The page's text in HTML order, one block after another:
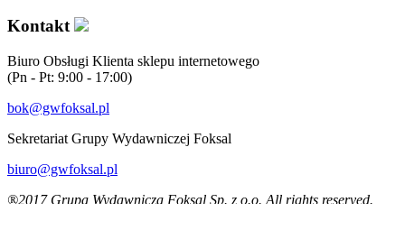
Kontakt
Biuro Obsługi Klienta sklepu internetowego
(Pn - Pt: 9:00 - 17:00)
bok@gwfoksal.pl
Sekretariat Grupy Wydawniczej Foksal
biuro@gwfoksal.pl
®2017 Grupa Wydawnicza Foksal Sp. z o.o. All rights reserved.